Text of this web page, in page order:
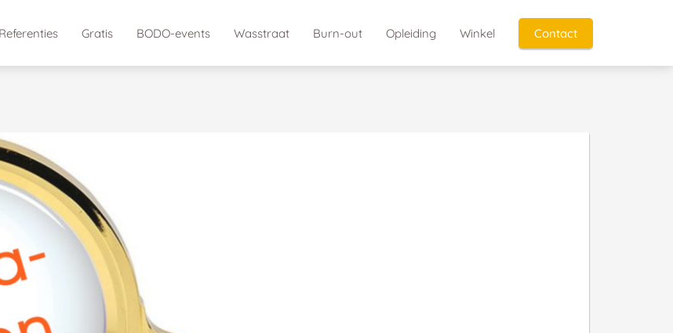
Referenties Gratis BODO-events Wasstraat Burn-out Opleiding Winkel Contact